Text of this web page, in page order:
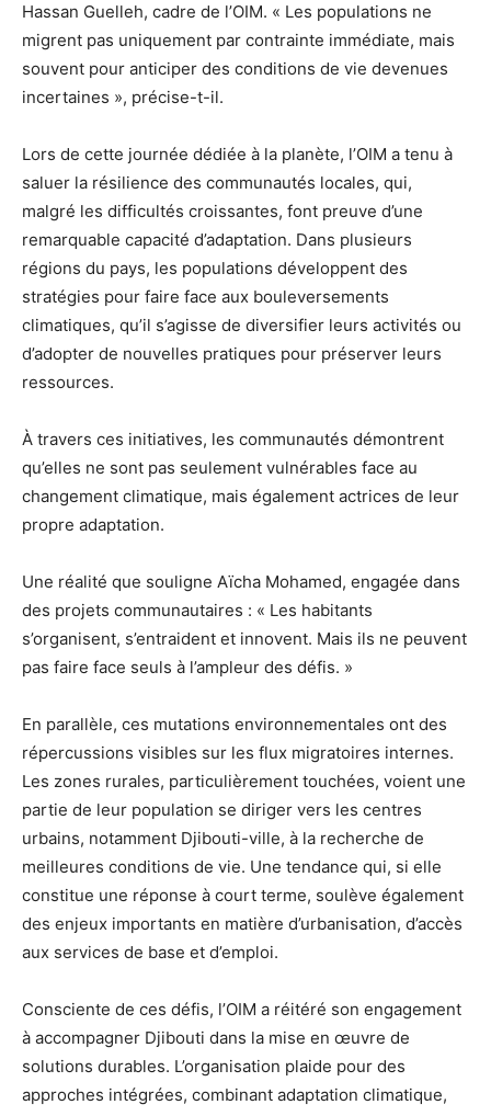
Hassan Guelleh, cadre de l’OIM. « Les populations ne
migrent pas uniquement par contrainte immédiate, mais
souvent pour anticiper des conditions de vie devenues
incertaines », précise-t-il.
Lors de cette journée dédiée à la planète, l’OIM a tenu à
saluer la résilience des communautés locales, qui,
malgré les difficultés croissantes, font preuve d’une
remarquable capacité d’adaptation. Dans plusieurs
régions du pays, les populations développent des
stratégies pour faire face aux bouleversements
climatiques, qu’il s’agisse de diversifier leurs activités ou
d’adopter de nouvelles pratiques pour préserver leurs
ressources.
À travers ces initiatives, les communautés démontrent
qu’elles ne sont pas seulement vulnérables face au
changement climatique, mais également actrices de leur
propre adaptation.
Une réalité que souligne Aïcha Mohamed, engagée dans
des projets communautaires : « Les habitants
s’organisent, s’entraident et innovent. Mais ils ne peuvent
pas faire face seuls à l’ampleur des défis. »
En parallèle, ces mutations environnementales ont des
répercussions visibles sur les flux migratoires internes.
Les zones rurales, particulièrement touchées, voient une
partie de leur population se diriger vers les centres
urbains, notamment Djibouti-ville, à la recherche de
meilleures conditions de vie. Une tendance qui, si elle
constitue une réponse à court terme, soulève également
des enjeux importants en matière d’urbanisation, d’accès
aux services de base et d’emploi.
Consciente de ces défis, l’OIM a réitéré son engagement
à accompagner Djibouti dans la mise en œuvre de
solutions durables. L’organisation plaide pour des
approches intégrées, combinant adaptation climatique,